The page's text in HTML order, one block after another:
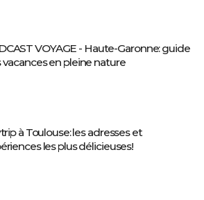
VOYAGE - Haute-Garonne: guide
vacances en pleine nature
à Toulouse: les adresses et
les plus délicieuses!